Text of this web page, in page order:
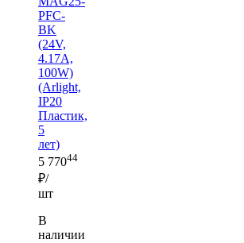
PFC-
BK
(24V,
4.17A,
100W)
(Arlight,
IP20
Пластик,
5
лет)
5 77044
₽/
шт
В
наличии